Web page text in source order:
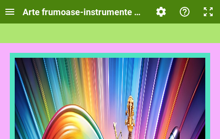
Arte frumoase-instrumente muzicale